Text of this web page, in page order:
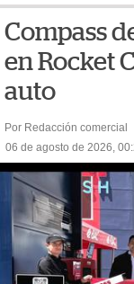
Compass
en Rocket
auto
Por Redacción comercial
06 de agosto de 2026,